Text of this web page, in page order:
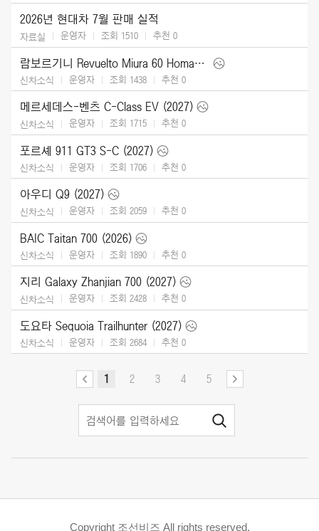
2026년 현대차 7월 판매 실적
자료실 운영자 조회 1510 추천 0
람보르기니 Revuelto Miura 60 Homage (2026)
신차소식 운영자 조회 1438 추천 0
메르세데스-벤츠 C-Class EV (2027)
신차소식 운영자 조회 1715 추천 0
포르셰 911 GT3 S-C (2027)
신차소식 운영자 조회 1706 추천 0
아우디 Q9 (2027)
신차소식 운영자 조회 2059 추천 0
BAIC Taitan 700 (2026)
신차소식 운영자 조회 1890 추천 0
지리 Galaxy Zhanjian 700 (2027)
신차소식 운영자 조회 2428 추천 0
도요타 Sequoia Trailhunter (2027)
신차소식 운영자 조회 2684 추천 0
1 2 3 4 5
Copyright 조선비즈 All rights reserved.